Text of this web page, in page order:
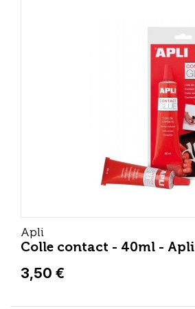
Apli
Colle contact - 40ml - Apli
3,50 €